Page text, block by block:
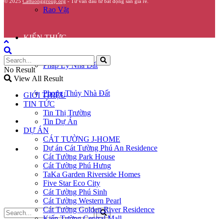
Rao Vặt
KIẾN THỨC
Pháp Lý Nhà Đất
Phong Thủy Nhà Đất
GÓC CHIA SẺ
LIÊN HỆ
No Result
View All Result
GIỚI THIỆU
TIN TỨC
Tin Thị Trường
Tin Dự Án
DỰ ÁN
CÁT TƯỜNG J-HOME
Dự án Cát Tường Phú An Residence
Cát Tường Park House
Cát Tường Phú Hưng
TaKa Garden Riverside Homes
Five Star Eco City
Cát Tường Phú Sinh
Cát Tường Western Pearl
Cát Tường Golden River Residence